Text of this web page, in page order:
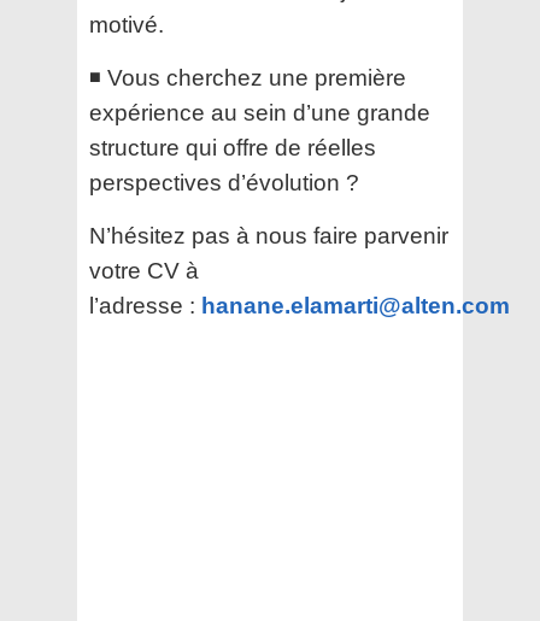
motivé.
◾ Vous cherchez une première
expérience au sein d’une grande
structure qui offre de réelles
perspectives d’évolution ?
N’hésitez pas à nous faire parvenir
votre CV à
l’adresse : hanane.elamarti@alten.com